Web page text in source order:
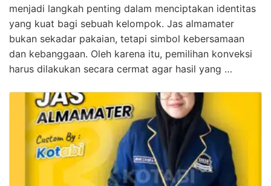
menjadi langkah penting dalam menciptakan identitas
yang kuat bagi sebuah kelompok. Jas almamater
bukan sekadar pakaian, tetapi simbol kebersamaan
dan kebanggaan. Oleh karena itu, pemilihan konveksi
harus dilakukan secara cermat agar hasil yang …